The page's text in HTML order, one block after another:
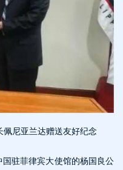
尼亚兰达赠送友好纪念
驻菲律宾大使馆的杨国良公